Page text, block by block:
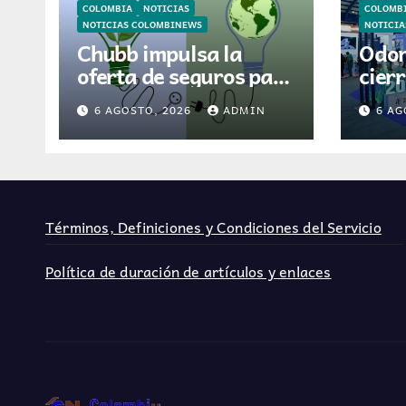
COLOMBIA
NOTICIAS
NOTICIAS COLOMBINEWS
Chubb impulsa la
oferta de seguros para
el sector de energías
renovables en
América Latina
6 AGOSTO, 2026 ADMIN mil
6
Términos, Definiciones y Condiciones del Servicio
Política de duración de artículos y enlaces